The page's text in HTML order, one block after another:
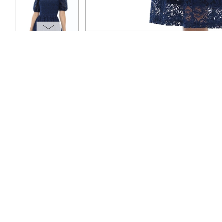
ОПЛАТА
ТАБЛИЦА РАЗМЕРОВ